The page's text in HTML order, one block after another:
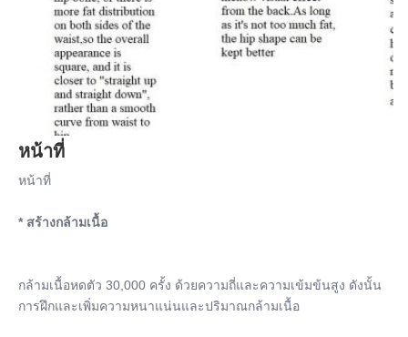
หน้าที่
หน้าที่
* สร้างกล้ามเนื้อ
กล้ามเนื้อหดตัว 30,000 ครั้ง ด้วยความถี่และความเข้มข้นสูง ดังนั้น
การฝึกและเพิ่มความหนาแน่นและปริมาณกล้ามเนื้อ